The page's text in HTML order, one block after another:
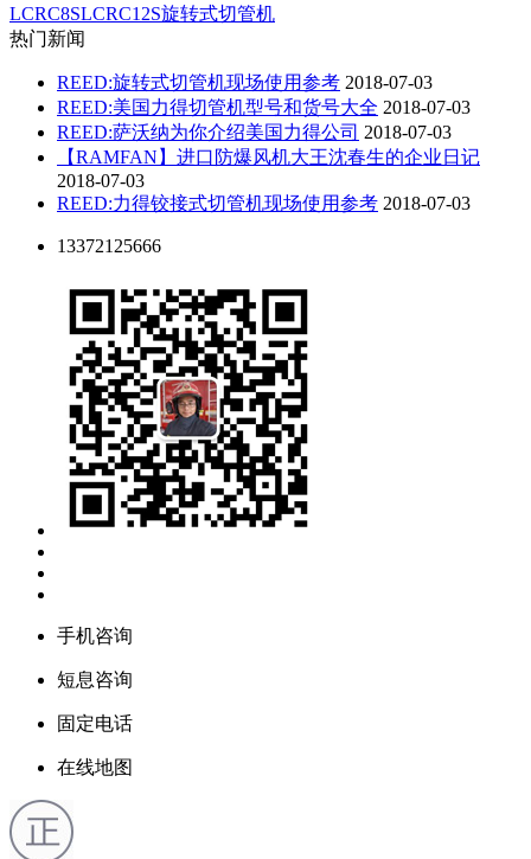
LCRC8SLCRC12S旋转式切管机
热门新闻
REED:旋转式切管机现场使用参考 2018-07-03
REED:美国力得切管机型号和货号大全 2018-07-03
REED:萨沃纳为你介绍美国力得公司 2018-07-03
【RAMFAN】进口防爆风机大王沈春生的企业日记
2018-07-03
REED:力得铰接式切管机现场使用参考 2018-07-03
13372125666
手机咨询
短息咨询
固定电话
在线地图